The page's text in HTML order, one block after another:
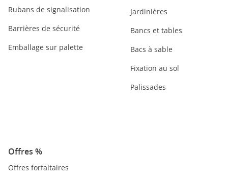
Rubans de signalisation
Barrières de sécurité
Emballage sur palette
Jardinières
Bancs et tables
Bacs à sable
Fixation au sol
Palissades
Offres %
Offres forfaitaires